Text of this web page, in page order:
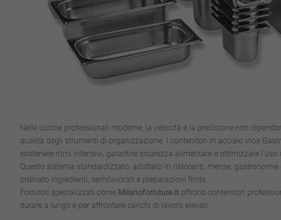
Nelle cucine professionali moderne, la velocità e la precisione non
qualità degli strumenti di organizzazione. I contenitori in acciaio inox
sostenere ritmi intensivi, garantire sicurezza alimentare e ottimizzare l’uso
Questo sistema standardizzato, adottato in ristoranti, mense,
ordinato ingredienti, semilavorati e preparazioni finite.
Fornitori specializzati come Milanoforniture.it offrono contenitori
durare a lungo e per affrontare carichi di lavoro elevati.